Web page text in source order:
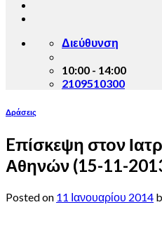
Διεύθυνση
10:00 - 14:00
2109510300
Δράσεις
Eπίσκεψη στον
Αθηνών (15-11-
Posted on 11 Ιανουαρίου 2014